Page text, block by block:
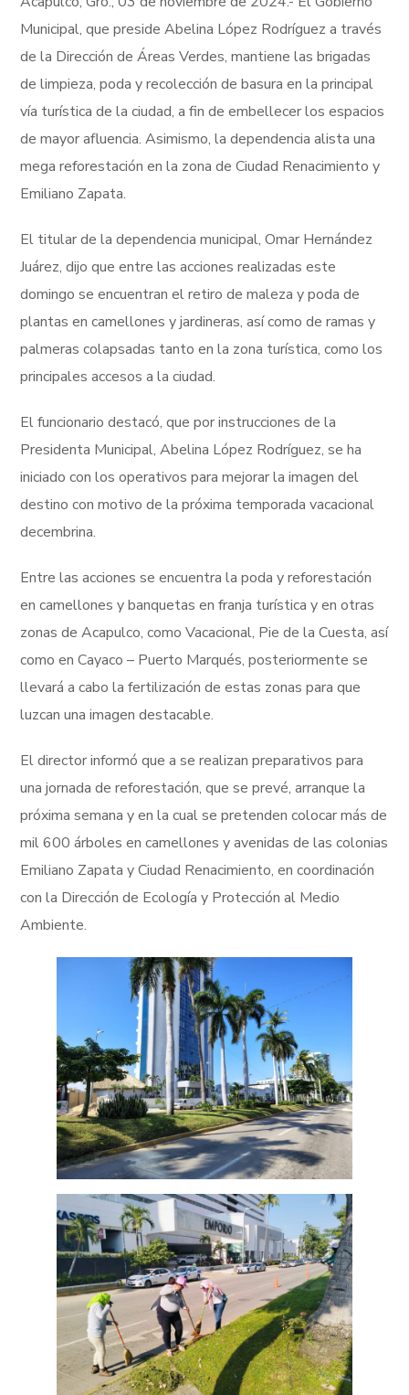
Municipal, que preside Abelina López Rodríguez a través
de la Dirección de Áreas Verdes, mantiene las brigadas
de limpieza, poda y recolección de basura en la principal
vía turística de la ciudad, a fin de embellecer los espacios
de mayor afluencia. Asimismo, la dependencia alista una
mega reforestación en la zona de Ciudad Renacimiento y
Emiliano Zapata.
El titular de la dependencia municipal, Omar Hernández
Juárez, dijo que entre las acciones realizadas este
domingo se encuentran el retiro de maleza y poda de
plantas en camellones y jardineras, así como de ramas y
palmeras colapsadas tanto en la zona turística, como los
principales accesos a la ciudad.
El funcionario destacó, que por instrucciones de la
Presidenta Municipal, Abelina López Rodríguez, se ha
iniciado con los operativos para mejorar la imagen del
destino con motivo de la próxima temporada vacacional
decembrina.
Entre las acciones se encuentra la poda y reforestación
en camellones y banquetas en franja turística y en otras
zonas de Acapulco, como Vacacional, Pie de la Cuesta, así
como en Cayaco – Puerto Marqués, posteriormente se
llevará a cabo la fertilización de estas zonas para que
luzcan una imagen destacable.
El director informó que a se realizan preparativos para
una jornada de reforestación, que se prevé, arranque la
próxima semana y en la cual se pretenden colocar más de
mil 600 árboles en camellones y avenidas de las colonias
Emiliano Zapata y Ciudad Renacimiento, en coordinación
con la Dirección de Ecología y Protección al Medio
Ambiente.